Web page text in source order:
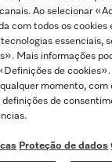
Ao selecionar
com todos os cookies
essenciais,
Mais informações
de cookies».
momento, com
definições de
Proteção de dados